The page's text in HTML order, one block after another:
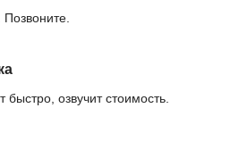
быстро, озвучит стоимость.